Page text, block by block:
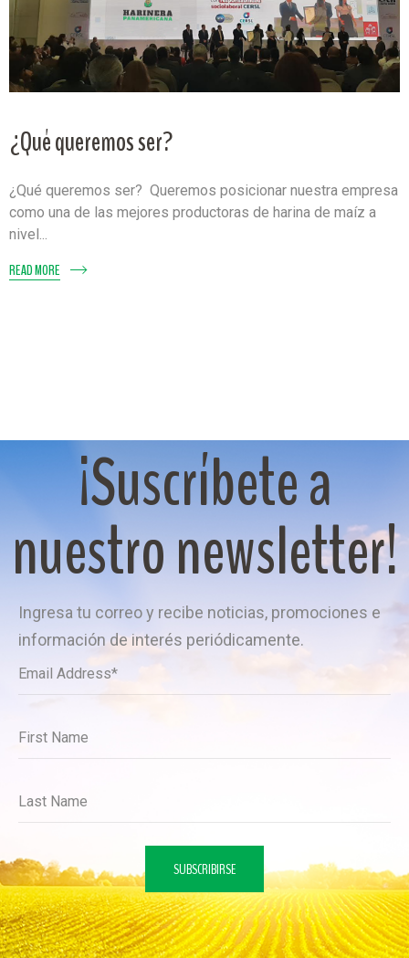
¿Qué queremos ser?
¿Qué queremos ser? Queremos posicionar nuestra empresa
como una de las mejores productoras de harina de maíz a
nivel...
READ MORE
¡Suscríbete a
nuestro newsletter!
Ingresa tu correo y recibe noticias, promociones e
información de interés periódicamente.
Email Address*
First Name
Last Name